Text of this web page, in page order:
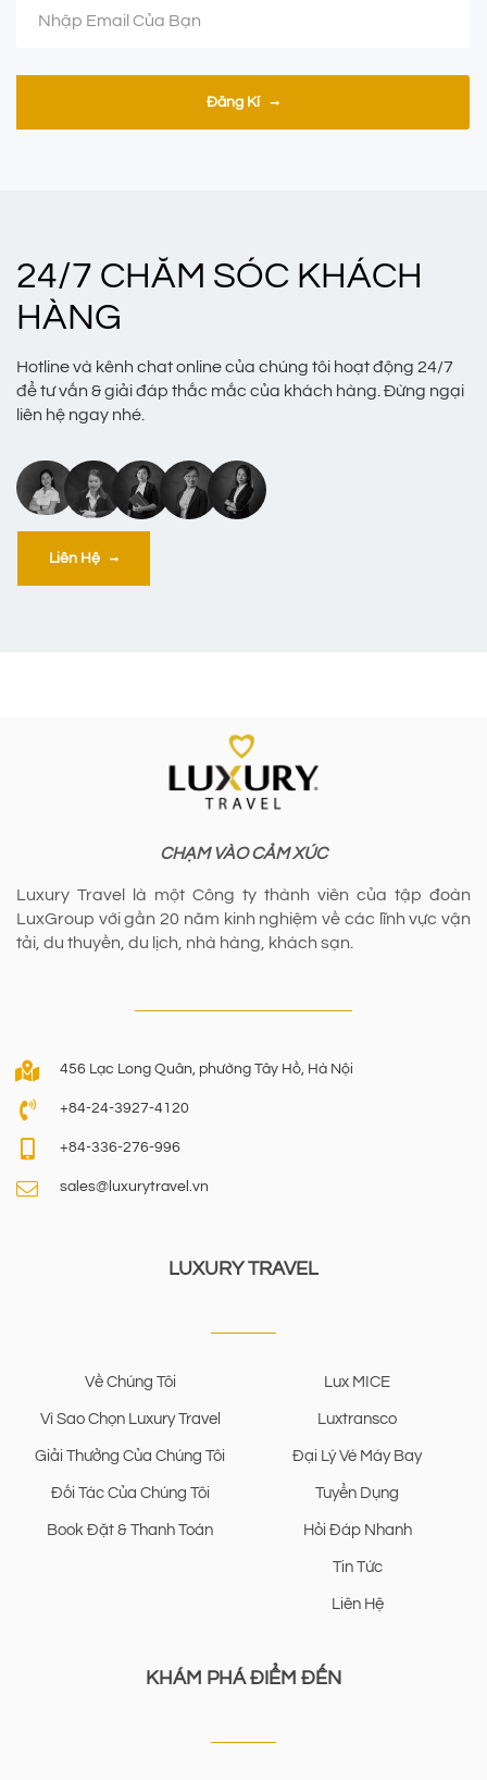
Đăng Kí
24/7 CHĂM SÓC KHÁCH
HÀNG
Hotline và kênh chat online của chúng tôi hoạt động 24/7
để tư vấn & giải đáp thắc mắc của khách hàng. Đừng ngại
liên hệ ngay nhé.
Liên Hệ
CHẠM VÀO CẢM XÚC
Luxury Travel là một Công ty thành viên của tập đoàn
LuxGroup với gần 20 năm kinh nghiệm về các lĩnh vực vận
tải, du thuyền, du lịch, nhà hàng, khách sạn.
456 Lạc Long Quân, phường Tây Hồ, Hà Nội
+84-24-3927-4120
+84-336-276-996
sales@luxurytravel.vn
LUXURY TRAVEL
Về Chúng Tôi
Vì Sao Chọn Luxury Travel
Giải Thưởng Của Chúng Tôi
Đối Tác Của Chúng Tôi
Book Đặt & Thanh Toán
Lux MICE
Luxtransco
Đại Lý Vé Máy Bay
Tuyển Dụng
Hỏi Đáp Nhanh
Tin Tức
Liên Hệ
KHÁM PHÁ ĐIỂM ĐẾN